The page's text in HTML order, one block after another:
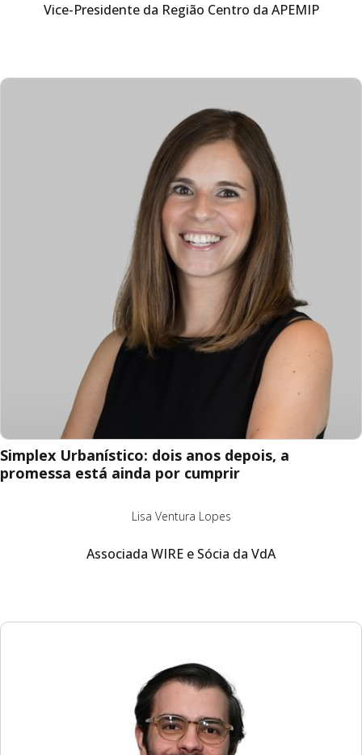
Vice-Presidente da Região Centro da APEMIP
Simplex Urbanístico: dois anos depois, a
promessa está ainda por cumprir
Lisa Ventura Lopes
Associada WIRE e Sócia da VdA